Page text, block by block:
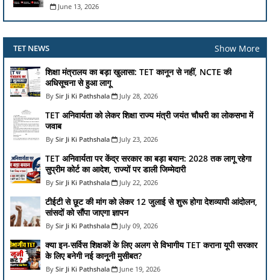
June 13, 2026
TET NEWS Show More
शिक्षा मंत्रालय का बड़ा खुलासा: TET कानून से नहीं, NCTE की
अधिसूचना से हुआ लागू
Sir Ji Ki Pathshala July 28, 2026
TET अनिवार्यता को लेकर शिक्षा राज्य मंत्री जयंत चौधरी का लोकसभा में
जवाब
Sir Ji Ki Pathshala July 23, 2026
TET अनिवार्यता पर केंद्र सरकार का बड़ा बयान: 2028 तक लागू रहेगा
सुप्रीम कोर्ट का आदेश, राज्यों पर डाली जिम्मेदारी
Sir Ji Ki Pathshala July 22, 2026
टीईटी से छूट की मांग को लेकर 12 जुलाई से शुरू होगा देशव्यापी आंदोलन,
सांसदों को सौंपा जाएगा ज्ञापन
Sir Ji Ki Pathshala July 09, 2026
क्या इन-सर्विस शिक्षकों के लिए अलग से विभागीय TET कराना यूपी सरकार
के लिए बनेगी नई कानूनी मुसीबत?
Sir Ji Ki Pathshala June 19, 2026